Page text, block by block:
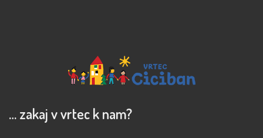
… zakaj v vrtec k nam?